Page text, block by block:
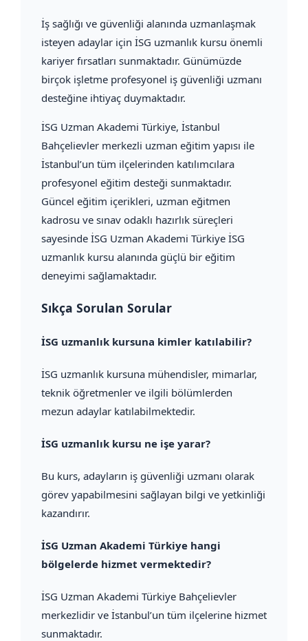
İş sağlığı ve güvenliği alanında uzmanlaşmak
isteyen adaylar için İSG uzmanlık kursu önemli
kariyer fırsatları sunmaktadır. Günümüzde
birçok işletme profesyonel iş güvenliği uzmanı
desteğine ihtiyaç duymaktadır.
İSG Uzman Akademi Türkiye, İstanbul
Bahçelievler merkezli uzman eğitim yapısı ile
İstanbul’un tüm ilçelerinden katılımcılara
profesyonel eğitim desteği sunmaktadır.
Güncel eğitim içerikleri, uzman eğitmen
kadrosu ve sınav odaklı hazırlık süreçleri
sayesinde İSG Uzman Akademi Türkiye İSG
uzmanlık kursu alanında güçlü bir eğitim
deneyimi sağlamaktadır.
Sıkça Sorulan Sorular
İSG uzmanlık kursuna kimler katılabilir?
İSG uzmanlık kursuna mühendisler, mimarlar,
teknik öğretmenler ve ilgili bölümlerden
mezun adaylar katılabilmektedir.
İSG uzmanlık kursu ne işe yarar?
Bu kurs, adayların iş güvenliği uzmanı olarak
görev yapabilmesini sağlayan bilgi ve yetkinliği
kazandırır.
İSG Uzman Akademi Türkiye hangi
bölgelerde hizmet vermektedir?
İSG Uzman Akademi Türkiye Bahçelievler
merkezlidir ve İstanbul’un tüm ilçelerine hizmet
sunmaktadır.